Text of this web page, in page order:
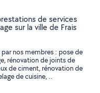
de services
sur la ville de Frais
nos membres : pose de
rénovation de joints de
de ciment, rénovation de
de cuisine, ..